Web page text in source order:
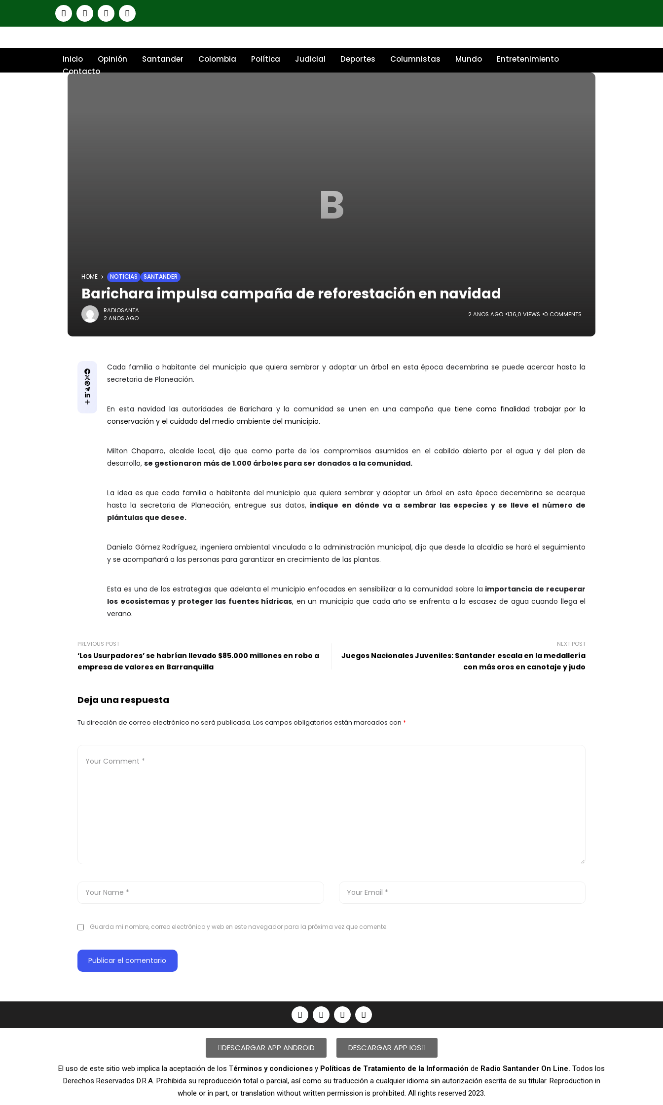
Inicio Opinión Santander Colombia Política Judicial Deportes Columnistas Mundo
Entretenimiento
Contacto
B
HOME NOTICIAS SANTANDER
Barichara impulsa campaña de reforestación en navidad
RADIOSANTA
2 AÑOS AGO
2 AÑOS AGO 136,0 VIEWS 0 COMMENTS
Cada familia o habitante del municipio que quiera sembrar y adoptar un árbol en esta época decembrina se puede acercar hasta la
secretaria de Planeación.
En esta navidad las autoridades de Barichara y la comunidad se unen en una campaña que tiene como finalidad trabajar por la
conservación y el cuidado del medio ambiente del municipio.
Milton Chaparro, alcalde local, dijo que como parte de los compromisos asumidos en el cabildo abierto por el agua y del plan de
desarrollo, se gestionaron más de 1.000 árboles para ser donados a la comunidad.
La idea es que cada familia o habitante del municipio que quiera sembrar y adoptar un árbol en esta época decembrina se acerque
hasta la secretaria de Planeación, entregue sus datos, indique en dónde va a sembrar las especies y se lleve el número de
plántulas que desee.
Daniela Gómez Rodríguez, ingeniera ambiental vinculada a la administración municipal, dijo que desde la alcaldía se hará el seguimiento
y se acompañará a las personas para garantizar en crecimiento de las plantas.
Esta es una de las estrategias que adelanta el municipio enfocadas en sensibilizar a la comunidad sobre la importancia de recuperar
los ecosistemas y proteger las fuentes hídricas, en un municipio que cada año se enfrenta a la escasez de agua cuando llega el
verano.
PREVIOUS POST
‘Los Usurpadores’ se habrían llevado $85.000 millones en robo a
empresa de valores en Barranquilla
NEXT POST
Juegos Nacionales Juveniles: Santander escala en la medallería
con más oros en canotaje y judo
Deja una respuesta
Tu dirección de correo electrónico no será publicada. Los campos obligatorios están marcados con *
Guarda mi nombre, correo electrónico y web en este navegador para la próxima vez que comente.
DESCARGAR APP ANDROID DESCARGAR APP IOS
El uso de este sitio web implica la aceptación de los Términos y condiciones y Políticas de Tratamiento de la Información de Radio Santander On Line. Todos los
Derechos Reservados D.R.A. Prohibida su reproducción total o parcial, así como su traducción a cualquier idioma sin autorización escrita de su titular. Reproduction in
whole or in part, or translation without written permission is prohibited. All rights reserved 2023.